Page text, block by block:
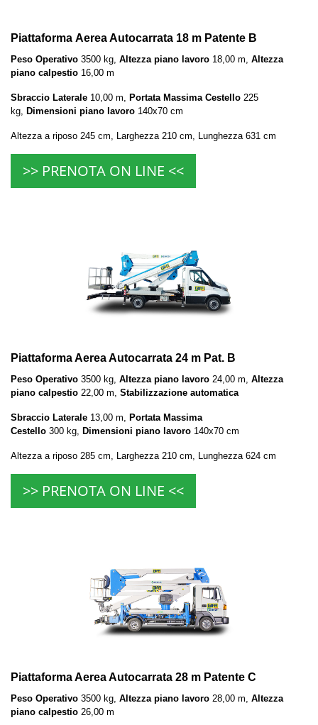
Piattaforma Aerea Autocarrata 18 m Patente B
Peso Operativo 3500 kg, Altezza piano lavoro 18,00 m, Altezza
piano calpestio 16,00 m
Sbraccio Laterale 10,00 m, Portata Massima Cestello 225
kg, Dimensioni piano lavoro 140x70 cm
Altezza a riposo 245 cm, Larghezza 210 cm, Lunghezza 631 cm
>> PRENOTA ON LINE <<
Piattaforma Aerea Autocarrata 24 m Pat. B
Peso Operativo 3500 kg, Altezza piano lavoro 24,00 m, Altezza
piano calpestio 22,00 m, Stabilizzazione automatica
Sbraccio Laterale 13,00 m, Portata Massima
Cestello 300 kg, Dimensioni piano lavoro 140x70 cm
Altezza a riposo 285 cm, Larghezza 210 cm, Lunghezza 624 cm
>> PRENOTA ON LINE <<
Piattaforma Aerea Autocarrata 28 m Patente C
Peso Operativo 3500 kg, Altezza piano lavoro 28,00 m, Altezza
piano calpestio 26,00 m